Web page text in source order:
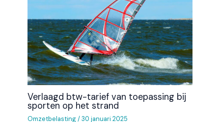
Verlaagd btw-tarief van toepassing bij
sporten op het strand
Omzetbelasting/30 januari 2025